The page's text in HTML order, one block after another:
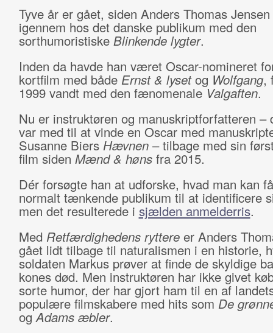
Tyve år er gået, siden Anders Thomas
igennem hos det danske publikum med den
sorthumoristiske Blinkende lygter.
Inden da havde han været Oscar-nomineret
kortfilm med både Ernst & lysetog Wolfgang,
1999 vandt med den fænomenaleValgaften.
Nu er instruktøren og manuskriptforfatteren –
var med til at vinde en Oscar med
Susanne Biers Hævnen– tilbage med sin
film siden Mænd & høns fra 2015.
Dér forsøgte han at udforske, hvad man kan
normalt tænkende publikum til at identificere
men det resulterede i sjælden anmelderris.
Med Retfærdighedens ryttereer Anders
gået lidt tilbage til naturalismen i en historie,
soldaten Markus prøver at finde de skyldige
kones død. Men instruktøren har ikke givet
sorte humor, der har gjort ham til en af
populære filmskabere med hits som De
ogAdams æbler.